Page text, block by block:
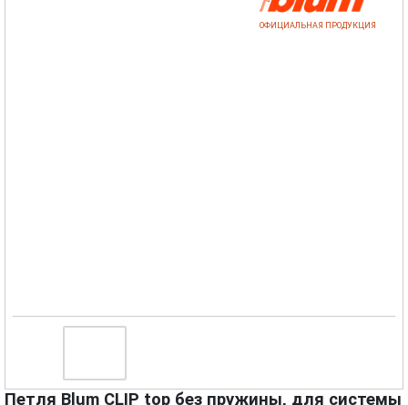
ОФИЦИАЛЬНАЯ ПРОДУКЦИЯ
Петля Blum CLIP top без пружины, для системы